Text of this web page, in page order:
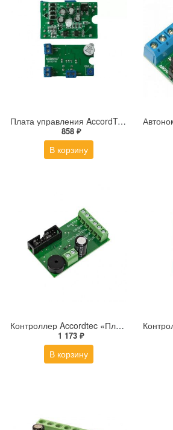
Плата управления AccordTec ML-194
858 ₽
В корзину
Контроллер Accordtec «Плата ML-194.03»
1 173 ₽
В корзину